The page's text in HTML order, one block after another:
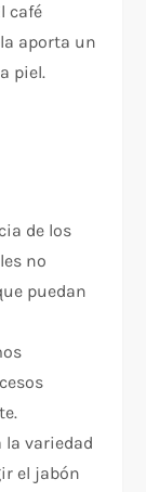
café
aporta un
piel.
de los
no
puedan
la variedad
el jabón